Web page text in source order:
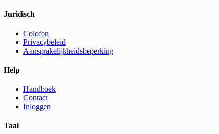
Juridisch
Colofon
Privacybeleid
Aansprakelijkheidsbeperking
Help
Handboek
Contact
Inloggen
Taal